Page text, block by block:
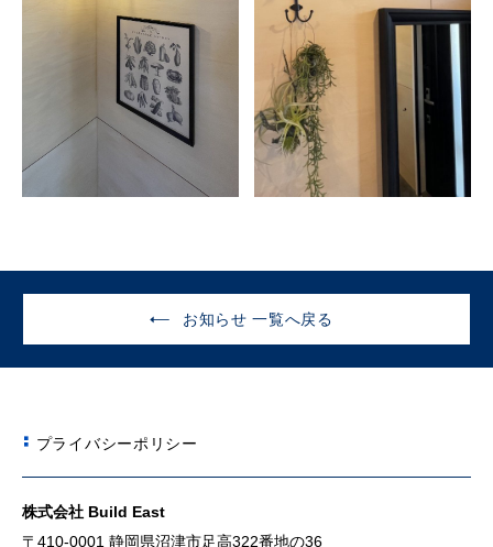
お知らせ 一覧へ戻る
プライバシーポリシー
株式会社 Build East
〒410-0001 静岡県沼津市足高322番地の36